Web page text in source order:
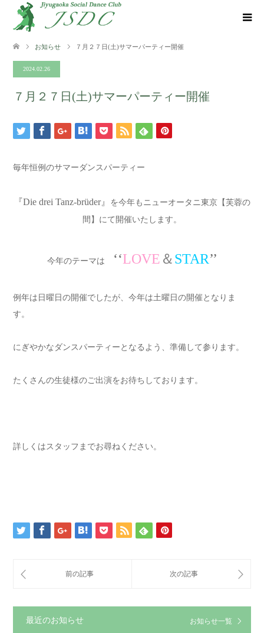
お知らせ ７月２７日(土)サマーパーティー開催
2024.02.26
７月２７日(土)サマーパーティー開催
毎年恒例のサマーダンスパーティー
『Die drei Tanz-brüder』
を今年もニューオータニ東京【芙蓉の
間】にて開催いたします。
今年のテーマは ‘‘LOVE ＆STAR’’
例年は日曜日の開催でしたが、今年は土曜日の開催となりま
す。
にぎやかなダンスパーティーとなるよう、準備して参ります。
たくさんの生徒様のご出演をお待ちしております。
詳しくはスタッフまでお尋ねください。
最近のお知らせ お知らせ一覧